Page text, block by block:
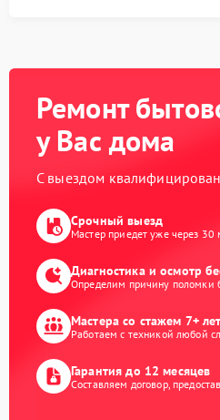
Ремонт
у Вас дома
С выездом
Срочный выезд
Мастер приедет уже через 30
Диагностика и осмотр
Определим причину поломки
Мастера со стажем 7+ лет
Работаем с техникой любой
Гарантия до 12 месяцев
Составляем договор,